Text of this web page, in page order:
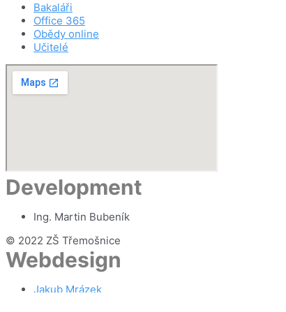
Bakaláři
Office 365
Obědy online
Učitelé
Development
Ing. Martin Bubeník
© 2022 ZŠ Třemošnice
Webdesign
Jakub Mrázek